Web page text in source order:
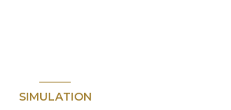
SIMULATION